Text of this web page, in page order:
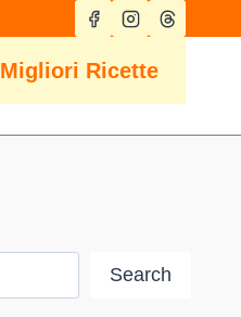
Migliori Ricette
Search